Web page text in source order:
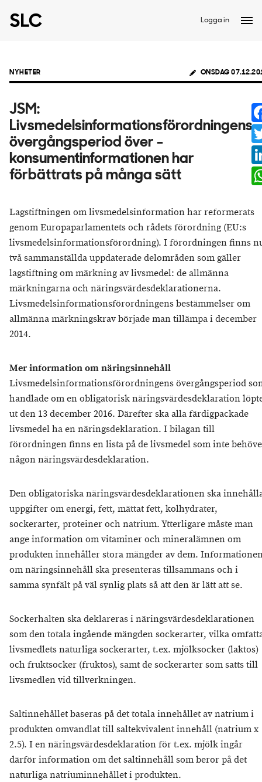
Logga in
NYHETER ONSDAG
JSM:
Livsmedelsinformationsförordningens
övergångsperiod över -
konsumentinformationen har
förbättrats på många sätt
Lagstiftningen om livsmedelsinformation har reformerats
genom Europaparlamentets och rådets förordning (EU:s
livsmedelsinformationsförordning). I förordningen finns
två sammanställda uppdaterade delområden som gäller
lagstiftning om märkning av livsmedel: de allmänna
märkningarna och näringsvärdesdeklarationerna.
Livsmedelsinformationsförordningens bestämmelser om
allmänna märkningskrav började man tillämpa i december
2014.
Mer information om näringsinnehåll
Livsmedelsinformationsförordningens övergångsperiod
handlade om en obligatorisk näringsvärdesdeklaration
ut den 13 december 2016. Därefter ska alla färdigpackade
livsmedel ha en näringsdeklaration. I bilagan till
förordningen finns en lista på de livsmedel som inte
någon näringsvärdesdeklaration.
Den obligatoriska näringsvärdesdeklarationen ska
uppgifter om energi, fett, mättat fett, kolhydrater,
sockerarter, proteiner och natrium. Ytterligare måste man
ange information om vitaminer och mineralämnen om
produkten innehåller stora mängder av dem.
om näringsinnehåll ska presenteras tillsammans och i
samma synfält på väl synlig plats så att den är lätt att se.
Sockerhalten ska deklareras i näringsvärdesdeklarationen
som den totala ingående mängden sockerarter, vilka
livsmedlets naturliga sockerarter, t.ex. mjölksocker (laktos)
och fruktsocker (fruktos), samt de sockerarter som satts till
livsmedlen vid tillverkningen.
Saltinnehållet baseras på det totala innehållet av natrium i
produkten omvandlat till saltekvivalent innehåll (natrium x
2.5). I en näringsvärdesdeklaration för t.ex. mjölk ingår
därför information om det saltinnehåll som beror på det
naturliga natriuminnehållet i produkten.